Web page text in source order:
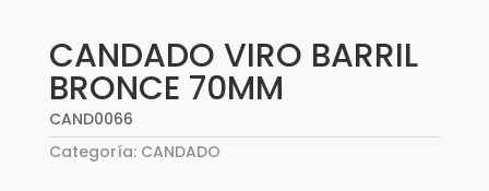
CANDADO VIRO BARRIL
BRONCE 70MM
CAND0066
Categoría: CANDADO